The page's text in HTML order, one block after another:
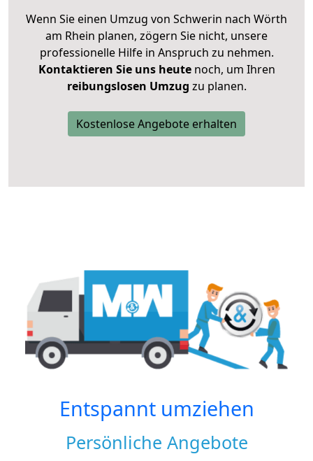
Wenn Sie einen Umzug von Schwerin nach Wörth
am Rhein planen, zögern Sie nicht, unsere
professionelle Hilfe in Anspruch zu nehmen.
Kontaktieren Sie uns heutenoch, um Ihren
reibungslosen Umzug zu planen.
Kostenlose Angebote erhalten
Entspannt umziehen
Persönliche Angebote